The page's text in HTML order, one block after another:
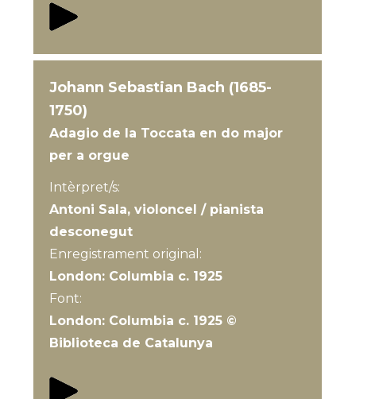
Johann Sebastian Bach (1685-
1750)
Adagio de la Toccata en do major
per a orgue
Intèrpret/s:
Antoni Sala, violoncel / pianista
desconegut
Enregistrament original:
London: Columbia c. 1925
Font:
London: Columbia c. 1925 ©
Biblioteca de Catalunya